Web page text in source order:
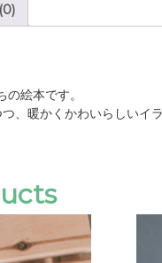
絵本です。
、暖かくかわいらしいイ